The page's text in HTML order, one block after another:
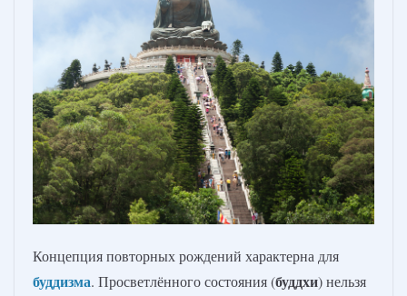
Концепция повторных рождений характерна для
буддизма. Просветлённого состояния (буддхи) нельзя